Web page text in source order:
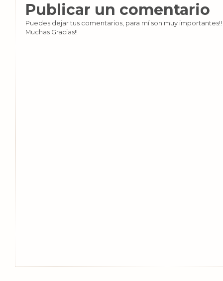
Publicar un comentario
Puedes dejar tus comentarios, para mí son muy
Muchas Gracias!!